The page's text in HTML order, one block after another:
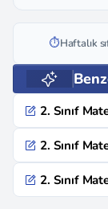
⏱️Haftalık
2. Sınıf
2. Sınıf
2. Sınıf